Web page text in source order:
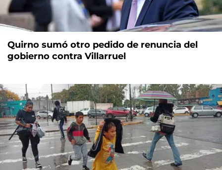
Quirno sumó otro pedido de renuncia del
gobierno contra Villarruel